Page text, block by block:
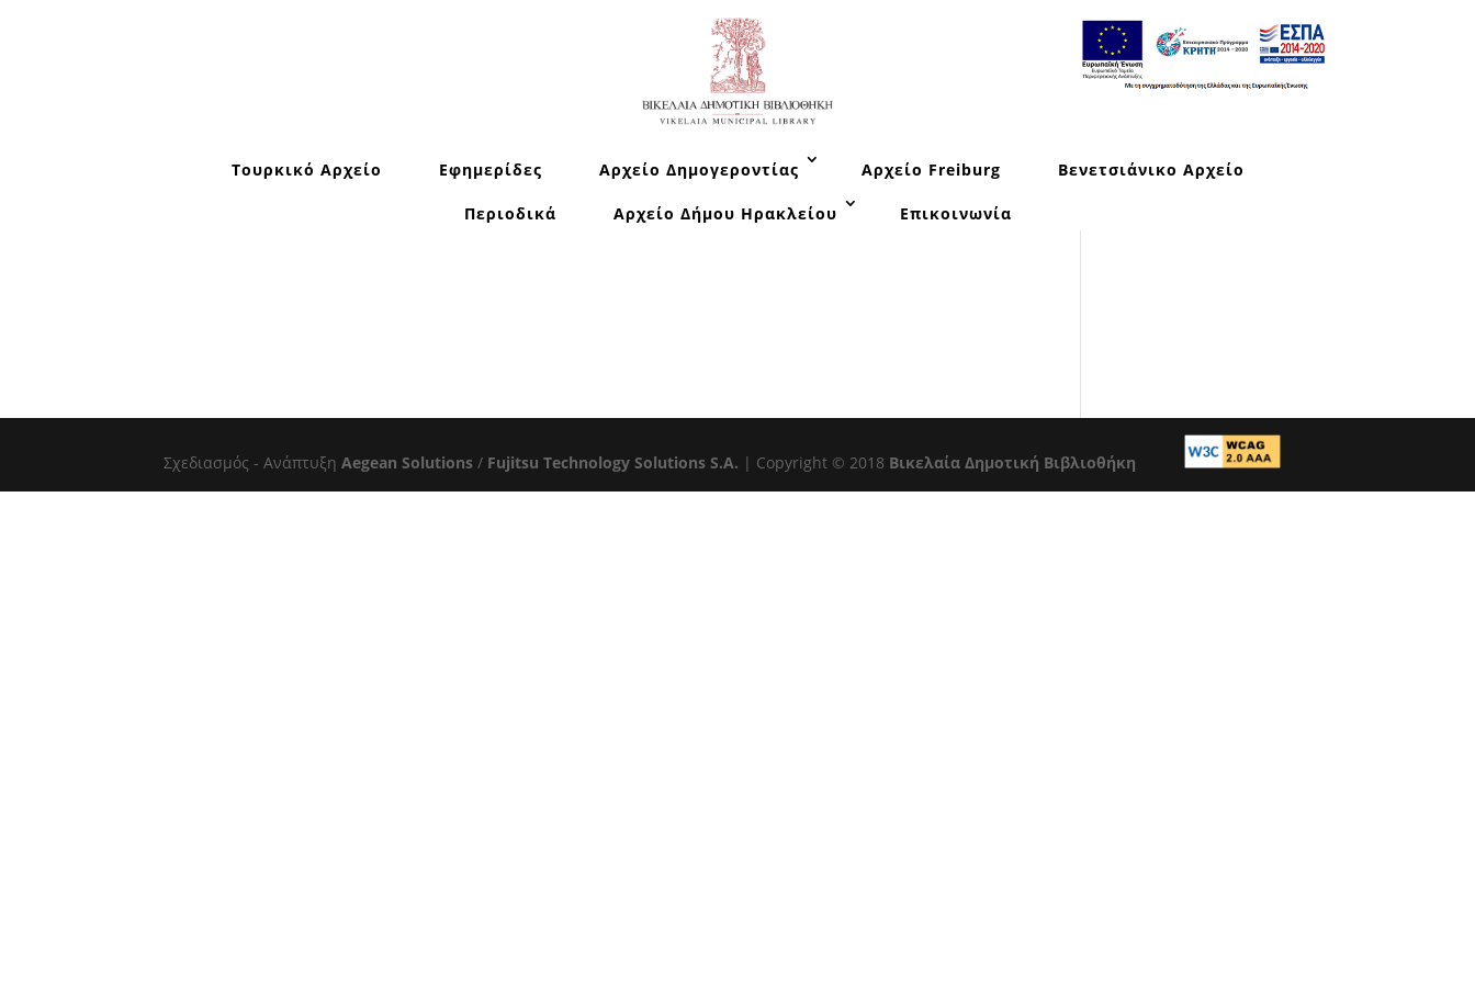
Τουρκικό Αρχείο Εφημερίδες Αρχείο Δημογεροντίας Αρχείο Freiburg Βενετσιάνικο Αρχείο
Περιοδικά Αρχείο Δήμου Ηρακλείου Επικοινωνία
Σχεδιασμός - ΑνάπτυξηAegean Solutions / Fujitsu Technology Solutions S.A. | Copyright © 2018 Βικελαία Δημοτική Βιβλιοθήκη